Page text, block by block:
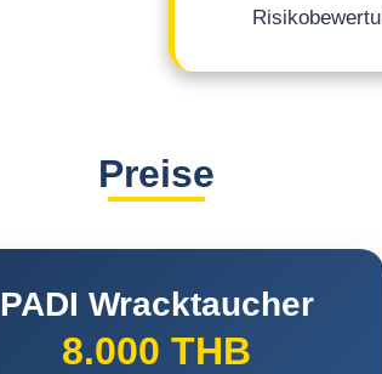
Preise
PADI Wracktaucher
8.000 THB